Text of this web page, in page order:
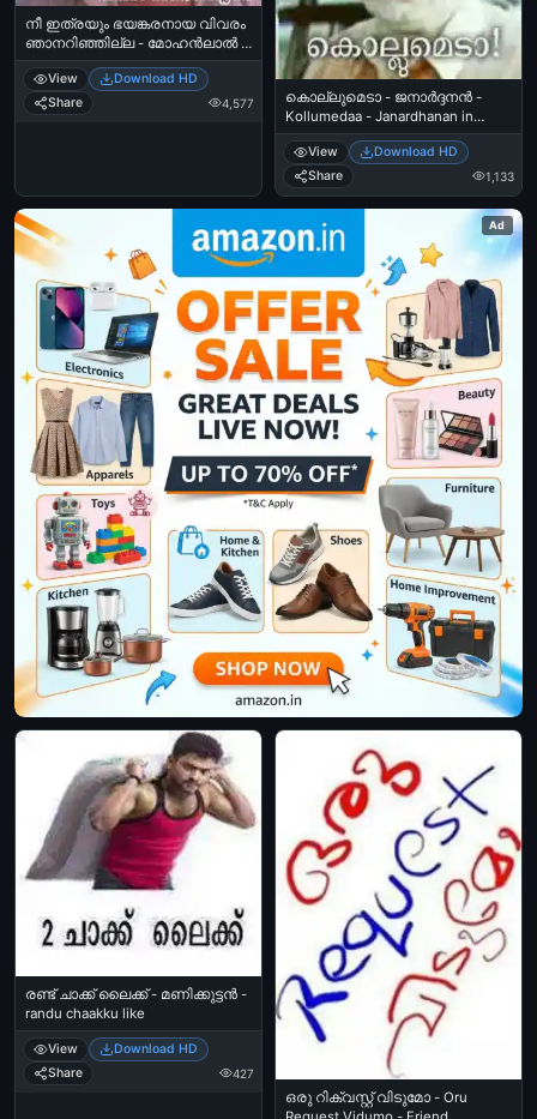
നീ ഇത്രയും ഭയങ്കരനായ വിവരം
ഞാനറിഞ്ഞില്ല - മോഹന്‍ലാല്‍ -
Nee Ithrayum Bhayankaranaaya
Vivaram Njaan Arinjilla - Mohanlal
View
Download HD
Share
4,577
കൊല്ലുമെടാ - ജനാര്‍ദ്ദനന്‍ -
Kollumedaa - Janardhanan in
Friends
View
Download HD
Share
1,133
Ad
രണ്ട് ചാക്ക് ലൈക്ക് - മണിക്കുട്ടന്‍ -
randu chaakku like
View
Download HD
Share
427
ഒരു റിക്വസ്റ്റ് വിടുമോ - Oru